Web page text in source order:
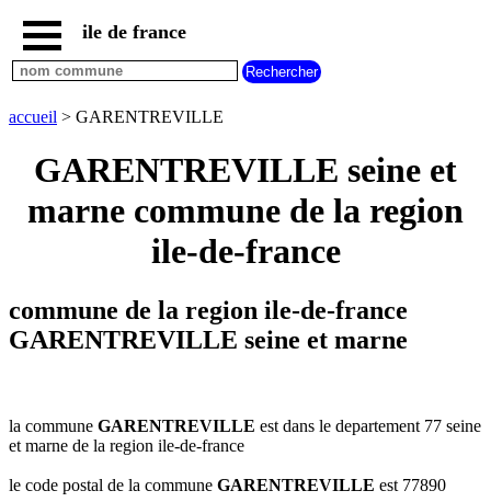
accueil
paris
communes
communes
hauts
seine
marne
communes
communes
val
oise
ile de france
accueil > GARENTREVILLE
GARENTREVILLE seine et
marne commune de la region
ile-de-france
commune de la region ile-de-france
GARENTREVILLE seine et marne
la commune GARENTREVILLE est dans le departement 77 seine
et marne de la region ile-de-france
le code postal de la commune GARENTREVILLE est 77890